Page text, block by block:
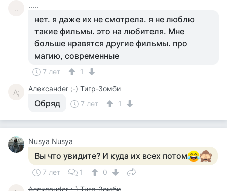
.. .....
нет. я даже их не смотрела. я не люблю
такие фильмы. это на любителя. Мне
больше нравятся другие фильмы. про
магию, современные
7 лет 1
А; Алексанder ;-) Тигр-Зомби
Обряд 7 лет 1
Nusya Nusya
Вы что увидите? И куда их всех потом
7 лет 1 0
Алексанder ;-) Тигр-Зомби